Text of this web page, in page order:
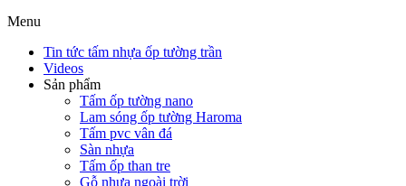
Menu
Tin tức tấm nhựa ốp tường trần
Videos
Sản phẩm
Tấm ốp tường nano
Lam sóng ốp tường Haroma
Tấm pvc vân đá
Sàn nhựa
Tấm ốp than tre
Gỗ nhựa ngoài trời